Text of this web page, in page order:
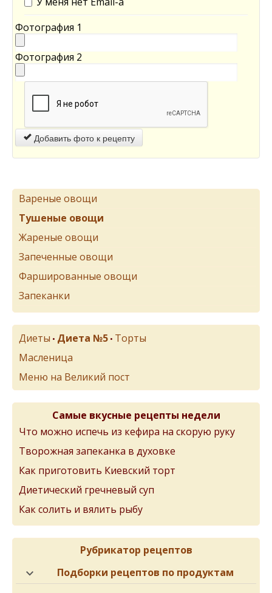
Фотография 1
Фотография 2
Добавить фото к рецепту
Вареные овощи
Тушеные овощи
Жареные овощи
Запеченные овощи
Фаршированные овощи
Запеканки
Диеты • Диета №5 • Торты
Масленица
Меню на Великий пост
Самые вкусные рецепты недели
Что можно испечь из кефира на скорую руку
Творожная запеканка в духовке
Как приготовить Киевский торт
Диетический гречневый суп
Как солить и вялить рыбу
Рубрикатор рецептов
Подборки рецептов по продуктам